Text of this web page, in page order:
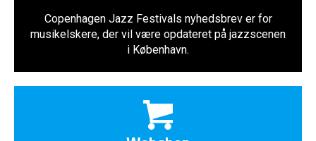
Copenhagen Jazz Festivals nyhedsbrev er for
musikelskere, der vil være opdateret på jazzscenen
i København.